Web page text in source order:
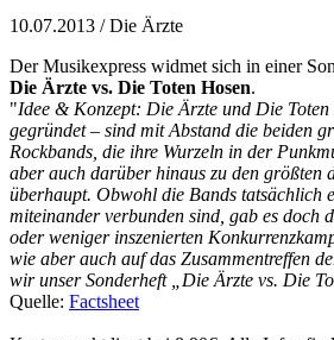
10.07.2013 / Die Ärzte
Der Musikexpress widmet sich in einer
Die Ärzte vs. Die Toten Hosen.
"Idee & Konzept: Die Ärzte und Die
gegründet – sind mit Abstand die beiden
Rockbands, die ihre Wurzeln in der
aber auch darüber hinaus zu den größten
überhaupt. Obwohl die Bands tatsächlich
miteinander verbunden sind, gab es doch
oder weniger inszenierten
wie aber auch auf das Zusammentreffen
wir unser Sonderheft „Die Ärzte vs. Die
Quelle: Factsheet